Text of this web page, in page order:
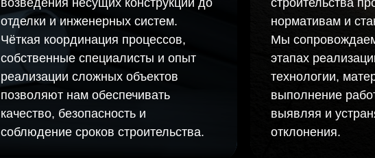
возведения несущих конструкций до
отделки и инженерных систем.
Чёткая координация процессов,
собственные специалисты и опыт
реализации сложных объектов
позволяют нам обеспечивать
качество, безопасность и
соблюдение сроков строительства.
строительства
нормативам и
Мы
этапах
технологии,
выполнение
выявляя и
отклонения.